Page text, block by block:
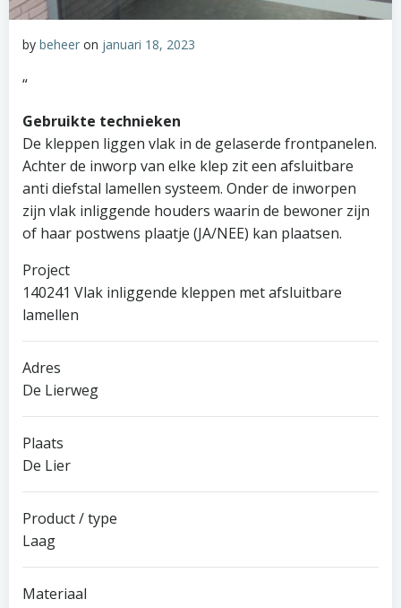
by beheer on januari 18, 2023
“
Gebruikte technieken
De kleppen liggen vlak in de gelaserde frontpanelen.
Achter de inworp van elke klep zit een afsluitbare
anti diefstal lamellen systeem. Onder de inworpen
zijn vlak inliggende houders waarin de bewoner zijn
of haar postwens plaatje (JA/NEE) kan plaatsen.
Project
140241 Vlak inliggende kleppen met afsluitbare
lamellen
Adres
De Lierweg
Plaats
De Lier
Product / type
Laag
Materiaal